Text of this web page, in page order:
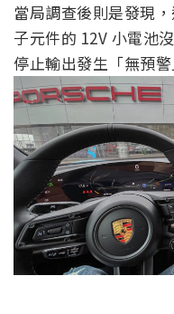
當局調查後則是發現
子元件的 12V 小電池
停止輸出發生「無預